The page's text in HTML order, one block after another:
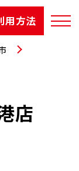
用方法
店